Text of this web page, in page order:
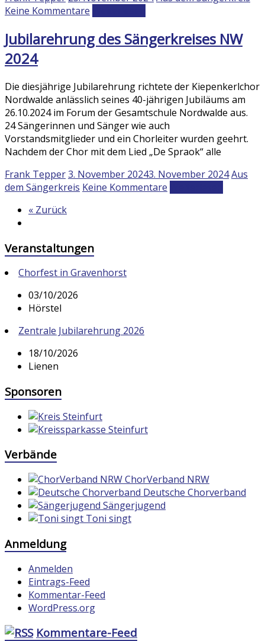
Keine Kommentare
Jubilarehrung des Sängerkreises NW
2024
Die diesjährige Jubilarehrung richtete der Kiepenkerlchor
Nordwalde anlässlich seines 40-jährigen Jubiläums am
26.10.2024 im Forum der Gesamtschule Nordwalde aus.
24 Sängerinnen und Sänger wie auch
Vorstandsmitglieder und ein Chorleiter wurden geehrt.
Nachdem der Chor mit dem Lied „De Spraok“ alle
Frank Tepper3. November 20243. November 2024Aus
dem Sängerkreis Keine Kommentare
« Zurück
Veranstaltungen
Chorfest in Gravenhorst
03/10/2026
Hörstel
Zentrale Jubilarehrung 2026
18/10/2026
Lienen
Sponsoren
Verbände
ChorVerband NRW
Deutsche Chorverband
Sängerjugend
Toni singt
Anmeldung
Anmelden
Eintrags-Feed
Kommentar-Feed
WordPress.org
Kommentare-Feed